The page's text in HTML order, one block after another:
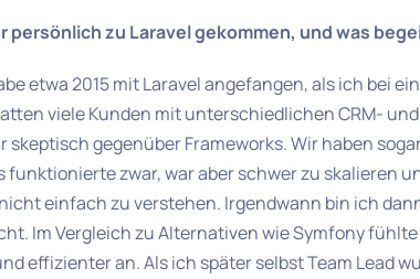
persönlich zu Laravel gekommen, und was
etwa 2015 mit Laravel angefangen, als ich bei
viele Kunden mit unterschiedlichen CRM-
skeptisch gegenüber Frameworks. Wir haben
funktionierte zwar, war aber schwer zu skalieren
einfach zu verstehen. Irgendwann bin ich
Im Vergleich zu Alternativen wie Symfony
effizienter an. Als ich später selbst Team Lead